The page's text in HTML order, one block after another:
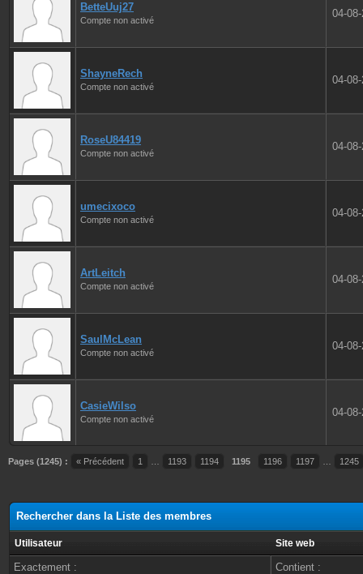
BetteUuj27
Compte non activé
04-
ShayneRech
Compte non activé
04-
RoseU84419
Compte non activé
04-
umecixoco
Compte non activé
04-
ArtLeitch
Compte non activé
04-
SaulMcLean
Compte non activé
04-
CasieWilso
Compte non activé
04-
Pages (1245) : « Précédent 1 1193 1194 1195 1196 1197 1245
Rechercher dans la Liste des membres
Utilisateur Site web
Exactement :
Contient :